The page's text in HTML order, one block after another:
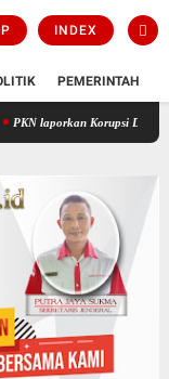
INDEX
PEMERINTAH
PENERIMAAN NEGERA